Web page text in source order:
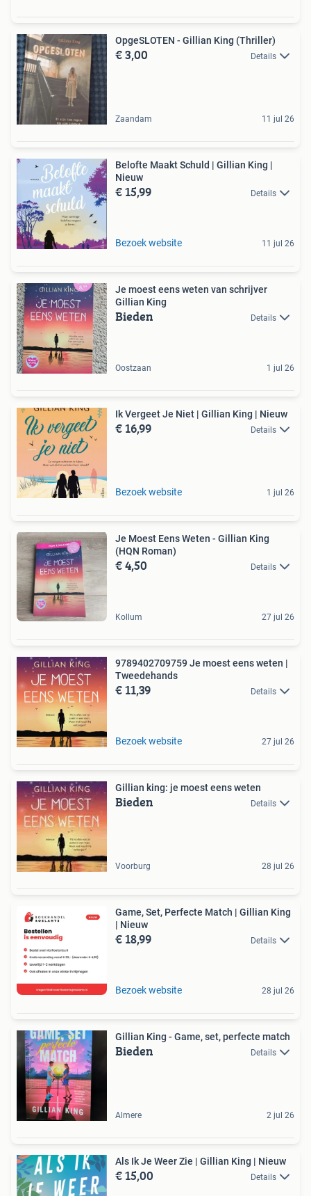
OpgeSLOTEN - Gillian King (Thriller)
€ 3,00 Details
Zaandam 11 jul 26
Belofte Maakt Schuld | Gillian King |
Nieuw
€ 15,99 Details
Bezoek website 11 jul 26
Je moest eens weten van schrijver
Gillian King
Bieden Details
Oostzaan 1 jul 26
Ik Vergeet Je Niet | Gillian King | Nieuw
€ 16,99 Details
Bezoek website 1 jul 26
Je Moest Eens Weten - Gillian King
(HQN Roman)
€ 4,50 Details
Kollum 27 jul 26
9789402709759 Je moest eens weten |
Tweedehands
€ 11,39 Details
Bezoek website 27 jul 26
Gillian king: je moest eens weten
Bieden Details
Voorburg 28 jul 26
Game, Set, Perfecte Match | Gillian King
| Nieuw
€ 18,99 Details
Bezoek website 28 jul 26
Gillian King - Game, set, perfecte match
Bieden Details
Almere 2 jul 26
Als Ik Je Weer Zie | Gillian King | Nieuw
€ 15,00 Details